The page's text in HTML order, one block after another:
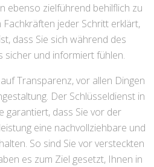
ebenso zielführend behilflich zu
jeder Schritt erklärt,
dass Sie sich während des
sicher und informiert fühlen.
Transparenz, vor allen Dingen
Der Schlüsseldienst in
garantiert, dass Sie vor der
eine nachvollziehbare und
So sind Sie vor versteckten
es zum Ziel gesetzt, Ihnen in